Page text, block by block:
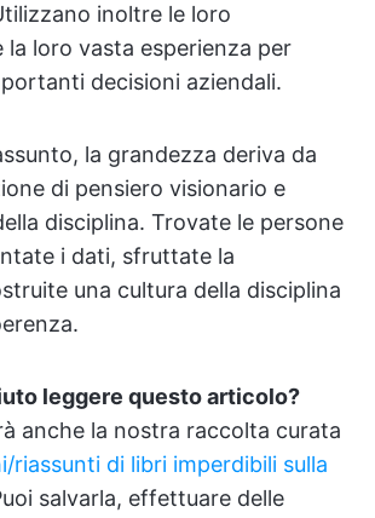
inoltre le loro
la loro vasta esperienza per
decisioni aziendali.
la grandezza deriva da
di pensiero visionario e
disciplina. Trovate le persone
i dati, sfruttate la
una cultura della disciplina
leggere questo articolo?
anche la nostra raccolta curata
riassunti di libri imperdibili sulla
salvarla, effettuare delle